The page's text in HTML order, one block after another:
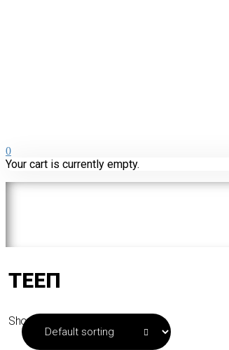
0
Your cart is currently empty.
ΤΕΕΠ
Showing all 3 results